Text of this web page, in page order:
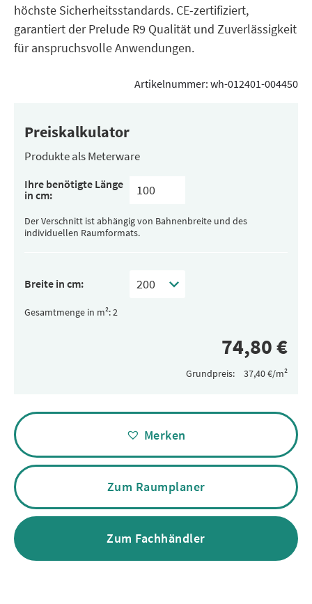
höchste Sicherheitsstandards. CE-zertifiziert,
garantiert der Prelude R9 Qualität und Zuverlässigkeit
für anspruchsvolle Anwendungen.
Artikelnummer: wh-012401-004450
Preiskalkulator
Produkte als Meterware
Ihre benötigte Länge
in cm:
Der Verschnitt ist abhängig von Bahnenbreite und des
individuellen Raumformats.
Breite in cm:
Gesamtmenge in m²:
Grundpreis:
Alternative:
Merken
Zum Raumplaner
Zum Fachhändler